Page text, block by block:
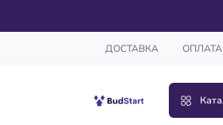
ДОСТАВКА ОПЛАТА